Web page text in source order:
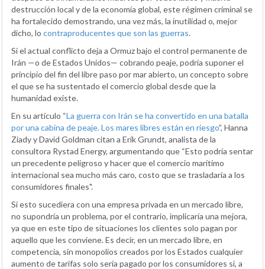
destrucción local y de la economía global, este régimen criminal se
ha fortalecido demostrando, una vez más, la inutilidad o, mejor
dicho, lo contraproducentes que son las guerras.
Si el actual conflicto deja a Ormuz bajo el control permanente de
Irán —o de Estados Unidos— cobrando peaje, podría suponer el
principio del fin del libre paso por mar abierto, un concepto sobre
el que se ha sustentado el comercio global desde que la
humanidad existe.
En su artículo “La guerra con Irán se ha convertido en una batalla
por una cabina de peaje. Los mares libres están en riesgo”, Hanna
Ziady y David Goldman citan a Erik Grundt, analista de la
consultora Rystad Energy, argumentando que “Esto podría sentar
un precedente peligroso y hacer que el comercio marítimo
internacional sea mucho más caro, costo que se trasladaría a los
consumidores finales".
Si esto sucediera con una empresa privada en un mercado libre,
no supondría un problema, por el contrario, implicaría una mejora,
ya que en este tipo de situaciones los clientes solo pagan por
aquello que les conviene. Es decir, en un mercado libre, en
competencia, sin monopolios creados por los Estados cualquier
aumento de tarifas solo sería pagado por los consumidores si, a